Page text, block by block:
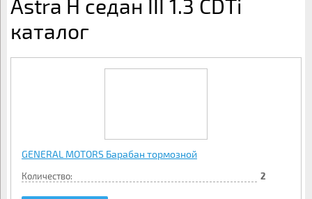
Astra H седан III 1.3 CDTi
каталог
GENERAL MOTORS Барабан тормозной
Количество: 2